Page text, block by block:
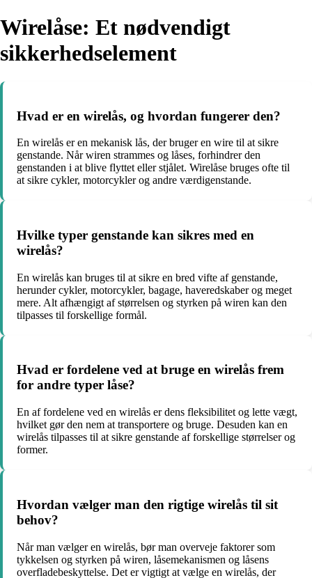
Wirelåse: Et nødvendigt
sikkerhedselement
Hvad er en wirelås, og hvordan fungerer den?
En wirelås er en mekanisk lås, der bruger en wire til at sikre
genstande. Når wiren strammes og låses, forhindrer den
genstanden i at blive flyttet eller stjålet. Wirelåse bruges ofte til
at sikre cykler, motorcykler og andre værdigenstande.
Hvilke typer genstande kan sikres med en
wirelås?
En wirelås kan bruges til at sikre en bred vifte af genstande,
herunder cykler, motorcykler, bagage, haveredskaber og meget
mere. Alt afhængigt af størrelsen og styrken på wiren kan den
tilpasses til forskellige formål.
Hvad er fordelene ved at bruge en wirelås frem
for andre typer låse?
En af fordelene ved en wirelås er dens fleksibilitet og lette vægt,
hvilket gør den nem at transportere og bruge. Desuden kan en
wirelås tilpasses til at sikre genstande af forskellige størrelser og
former.
Hvordan vælger man den rigtige wirelås til sit
behov?
Når man vælger en wirelås, bør man overveje faktorer som
tykkelsen og styrken på wiren, låsemekanismen og låsens
overfladebeskyttelse. Det er vigtigt at vælge en wirelås, der